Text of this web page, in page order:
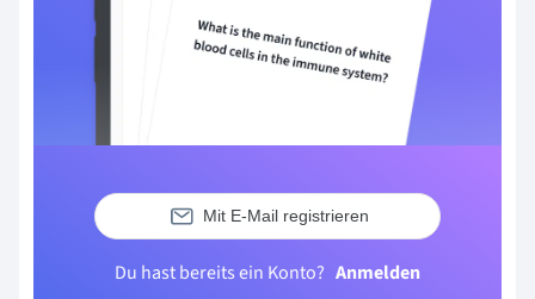
Mit E-Mail registrieren
Du hast bereits ein Konto? Anmelden